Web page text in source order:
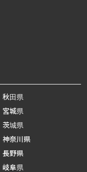
秋田県
宮城県
茨城県
神奈川県
長野県
岐阜県